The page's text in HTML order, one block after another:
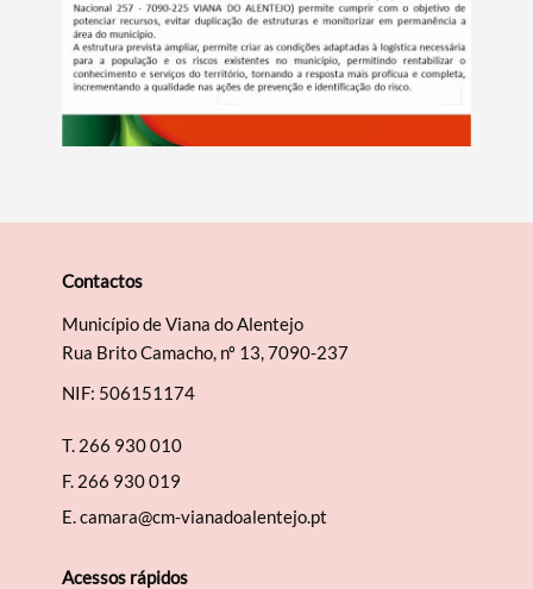
Filtros
Contactos
Município de Viana do Alentejo
Rua Brito Camacho, nº 13, 7090-237
NIF: 506151174
T. 266 930 010
F. 266 930 019
E.camara@cm-vianadoalentejo.pt
Acessos rápidos